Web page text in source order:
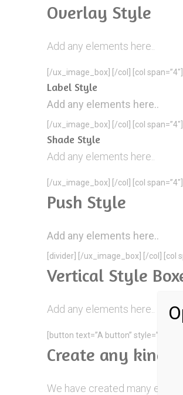
Overlay Style
Add any elements here..
[/ux_image_box] [/col] [col
Label Style
Add any elements here..
[/ux_image_box] [/col] [col
Shade Style
Add any elements here..
[/ux_image_box] [/col] [col
Push Style
Add any elements here..
[divider] [/ux_image_box] [/col] [col
Vertical Style
Add any elements here..
[button text=”A button”
Create any kind
We have created many